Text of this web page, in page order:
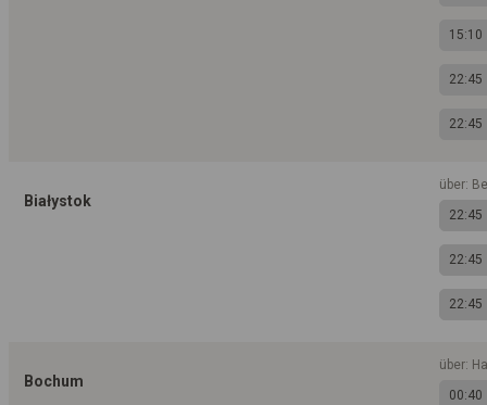
15:10
22:45
22:45
Białystok
über:
22:45
22:45
22:45
Bochum
über:
00:40